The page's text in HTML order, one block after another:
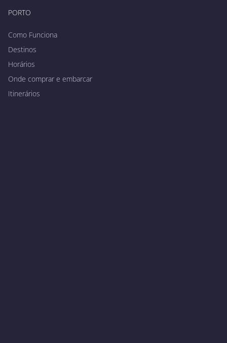
PORTO
Como Funciona
Destinos
Horários
Onde comprar e embarcar
Itinerários